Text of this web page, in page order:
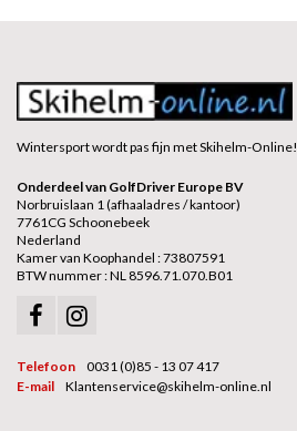
Wintersport wordt pas fijn met Skihelm-Online!
Onderdeel van GolfDriver Europe BV
Norbruislaan 1 (afhaaladres / kantoor)
7761CG Schoonebeek
Nederland
Kamer van Koophandel : 73807591
BTW nummer : NL 8596.71.070.B01
Telefoon
0031 (0)85 - 13 07 417
E-mail
Klantenservice@skihelm-online.nl